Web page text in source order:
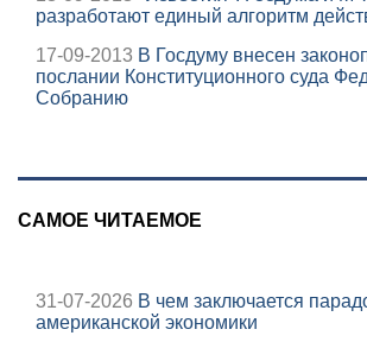
разработают единый алгоритм
17-09-2013 В Госдуму внесен
послании Конституционного суда
Собранию
САМОЕ ЧИТАЕМОЕ
31-07-2026 В чем заключается
американской экономики